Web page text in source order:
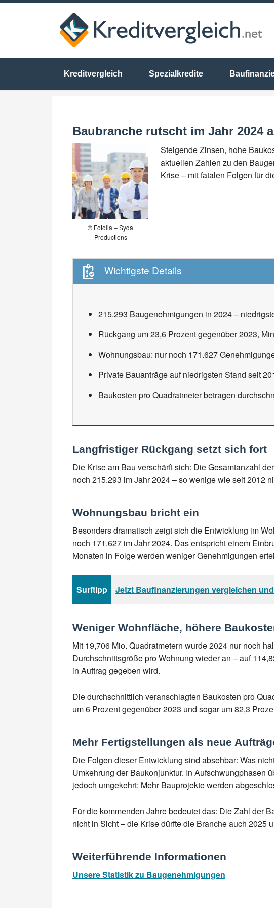
Kreditvergleich Spezialkredite
Baubranche rutscht im Jahr 2024
© Fotolia – Syda
Productions
Steigende Zinsen, hohe
aktuellen Zahlen zu den
Krise – mit fatalen Folgen für
Wichtigste Details
215.293 Baugenehmigungen in 2024 –
Rückgang um 23,6 Prozent gegenüber 2023,
Wohnungsbau: nur noch 171.627
Private Bauanträge auf niedrigsten Stand seit
Baukosten pro Quadratmeter betragen
Langfristiger Rückgang setzt sich fort
Die Krise am Bau verschärft sich: Die Gesamtanzahl
noch 215.293 im Jahr 2024 – so wenige wie seit 2012
Wohnungsbau bricht ein
Besonders dramatisch zeigt sich die Entwicklung im
noch 171.627 im Jahr 2024. Das entspricht einem
Monaten in Folge werden weniger Genehmigungen
Surftipp Jetzt Baufinanzierungen vergleichen
Weniger Wohnfläche, höhere
Mit 19,706 Mio. Quadratmetern wurde 2024 nur noch
Durchschnittsgröße pro Wohnung wieder an – auf
in Auftrag gegeben wird.
Die durchschnittlich veranschlagten Baukosten pro
um 6 Prozent gegenüber 2023 und sogar um 82,3
Mehr Fertigstellungen als neue
Die Folgen dieser Entwicklung sind absehbar: Was
Umkehrung der Baukonjunktur. In Aufschwungphasen
jedoch umgekehrt: Mehr Bauprojekte werden
Für die kommenden Jahre bedeutet das: Die Zahl der
nicht in Sicht – die Krise dürfte die Branche auch 2025
Weiterführende Informationen
Unsere Statistik zu Baugenehmigungen